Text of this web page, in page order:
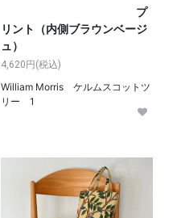
プ
リント（内側ブラウンベージ
ュ）
4,620円(税込)
William Morris ケルムスコットツ
リー 1